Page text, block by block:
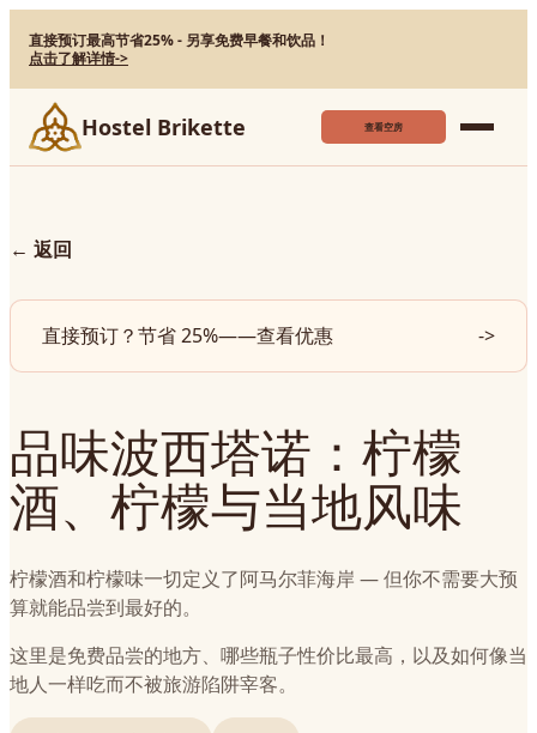
直接预订最高节省25% - 另享免费早餐和饮品！
点击了解详情->
Hostel Brikette 查看空房
← 返回
直接预订？节省 25%——查看优惠 ->
品味波西塔诺：柠檬
酒、柠檬与当地风味
柠檬酒和柠檬味一切定义了阿马尔菲海岸 — 但你不需要大预
算就能品尝到最好的。
这里是免费品尝的地方、哪些瓶子性价比最高，以及如何像当
地人一样吃而不被旅游陷阱宰客。